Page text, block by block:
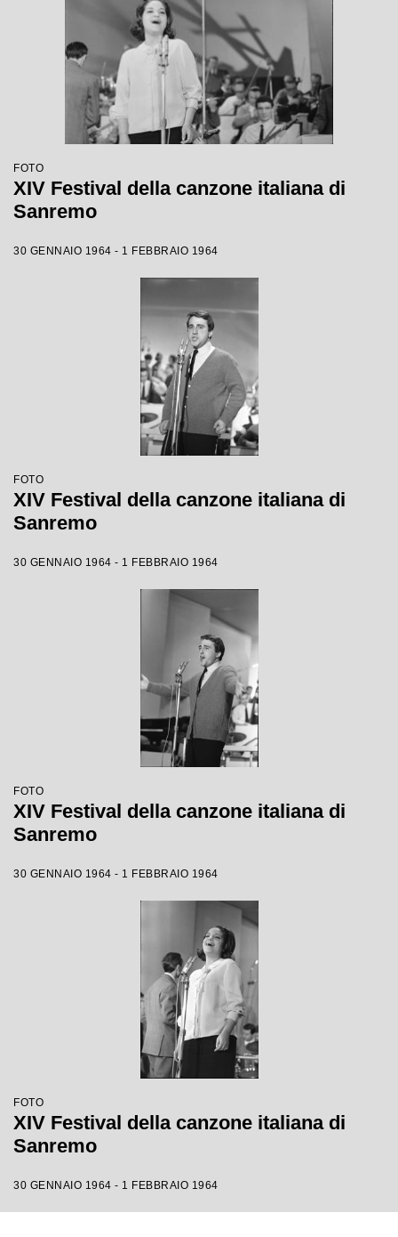
FOTO
XIV Festival della canzone italiana di
Sanremo
30 GENNAIO 1964 - 1 FEBBRAIO 1964
FOTO
XIV Festival della canzone italiana di
Sanremo
30 GENNAIO 1964 - 1 FEBBRAIO 1964
FOTO
XIV Festival della canzone italiana di
Sanremo
30 GENNAIO 1964 - 1 FEBBRAIO 1964
FOTO
XIV Festival della canzone italiana di
Sanremo
30 GENNAIO 1964 - 1 FEBBRAIO 1964